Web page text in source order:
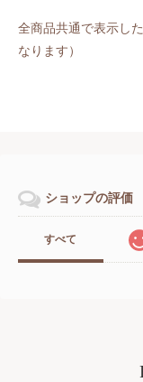
全商品共通で表示し
なります）
ショップの評価
すべて